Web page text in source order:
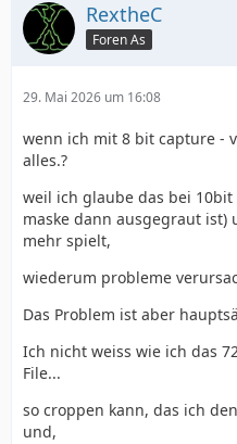
RextheC
Foren As
29. Mai 2026 um 16:08
wenn ich mit 8 bit capture -
alles.?
weil ich glaube das bei
maske dann ausgegraut
mehr spielt,
wiederum probleme
Das Problem ist aber
Ich nicht weiss wie ich das
File...
so croppen kann, das ich
und,